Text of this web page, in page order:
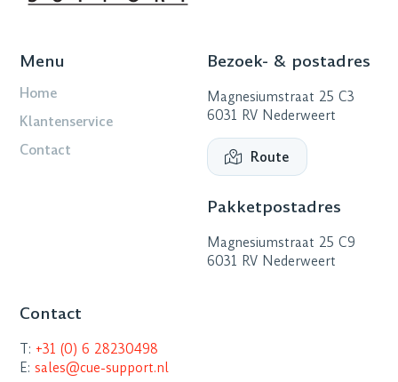
Menu
Home
Klantenservice
Contact
Bezoek- & postadres
Magnesiumstraat 25 C3
6031 RV Nederweert
Route
Pakketpostadres
Magnesiumstraat 25 C9
6031 RV Nederweert
Contact
T: +31 (0) 6 28230498
E:sales@cue-support.nl